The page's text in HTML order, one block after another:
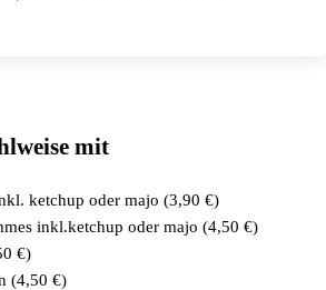
mit
ketchup oder majo (3,90 €)
inkl.ketchup oder majo (4,50 €)
€)
(4,50 €)